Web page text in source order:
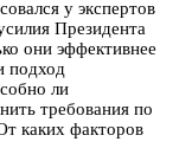
у экспертов
Президента
они эффективнее
подход
ли
требования по
каких факторов